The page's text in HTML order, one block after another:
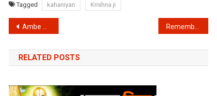
Tagged kahaniyan Krishna ji
Post
navigation
Ambe Mata Ki Aarti: दुर्गा जी की आरती ॥ Jai Ambe Gauri Maiya, Jaa Shyama Gauri
RELATED POSTS